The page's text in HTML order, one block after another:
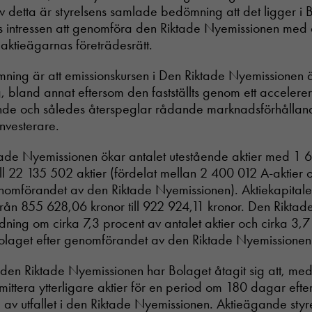
detta är styrelsens samlade bedömning att det ligger i
intressen att genomföra den Riktade Nyemissionen med
företrädesrätt.
är att emissionskursen i Den Riktade Nyemissionen
bland annat eftersom den fastställts genom ett
och således återspeglar rådande
Nyemissionen ökar antalet utestående aktier med 1
22 135 502 aktier (fördelat mellan 2 400 012 A-aktier
av den Riktade Nyemissionen).
855 628,06 kronor till 922 924,11 kronor. Den
om cirka 7,3 procent av antalet aktier och cirka
efter genomförandet av den Riktade
Riktade Nyemissionen har Bolaget åtagit sig att,
ytterligare aktier för en period om 180 dagar
utfallet i den Riktade Nyemissionen. Aktieägande